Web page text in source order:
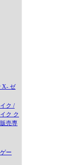
X- ゼ
ク /
ク ク
売専
ー